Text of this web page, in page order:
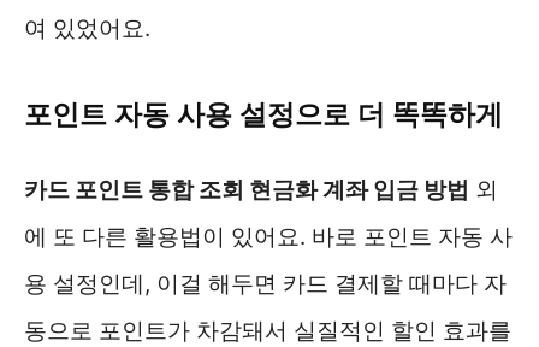
여 있었어요.
포인트 자동 사용 설정으로 더 똑똑하게
카드 포인트 통합 조회 현금화 계좌 입금 방법 외
에 또 다른 활용법이 있어요. 바로 포인트 자동 사
용 설정인데, 이걸 해두면 카드 결제할 때마다 자
동으로 포인트가 차감돼서 실질적인 할인 효과를